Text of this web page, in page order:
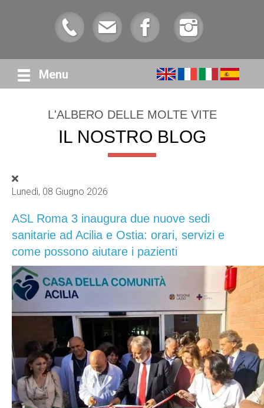
Menu
L'ALBERO DELLE MOLTE VITE
IL NOSTRO BLOG
Lunedì, 08 Giugno 2026
ASL Roma 3 inaugura due nuove sedi
sanitarie ad Acilia e Ostia: orari, servizi e
come possono aiutare i pazienti